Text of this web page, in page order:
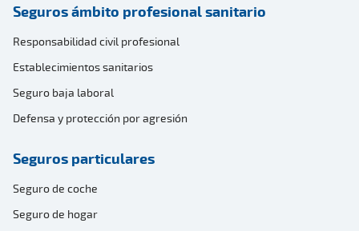
Seguros ámbito profesional sanitario
Responsabilidad civil profesional
Establecimientos sanitarios
Seguro baja laboral
Defensa y protección por agresión
Seguros particulares
Seguro de coche
Seguro de hogar